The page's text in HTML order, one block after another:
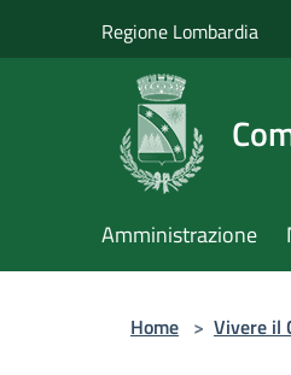
Regione Lombardia
Amministrazione
Home > Vivere il